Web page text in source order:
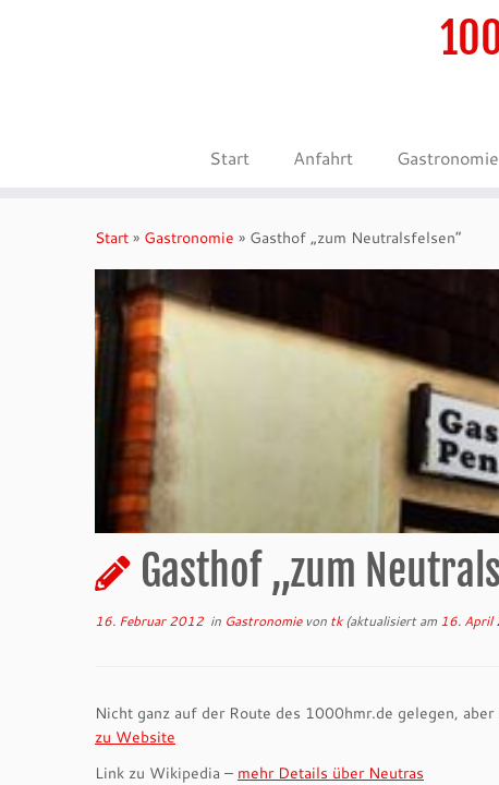
Start Anfahrt Gastronomie
Start » Gastronomie » Gasthof „zum Neutralsfelsen“
Gasthof „zum
16. Februar 2012 in Gastronomie von tk(aktualisiert am 16. April
Nicht ganz auf der Route des 1000hmr.de gelegen,
zu Website
Link zu Wikipedia – mehr Details über Neutras